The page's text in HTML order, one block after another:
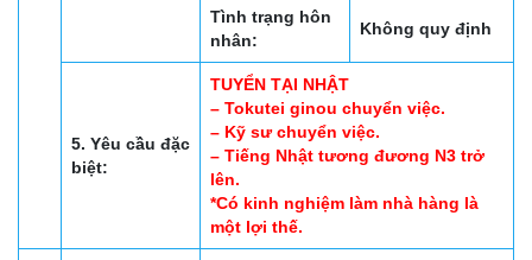
Tình trạng hôn
nhân:
Không quy định
5. Yêu cầu đặc
biệt:
TUYỂN TẠI NHẬT
– Tokutei ginou chuyển việc.
– Kỹ sư chuyển việc.
– Tiếng Nhật tương đương N3 trở
lên.
*Có kinh nghiệm làm nhà hàng là
một lợi thế.